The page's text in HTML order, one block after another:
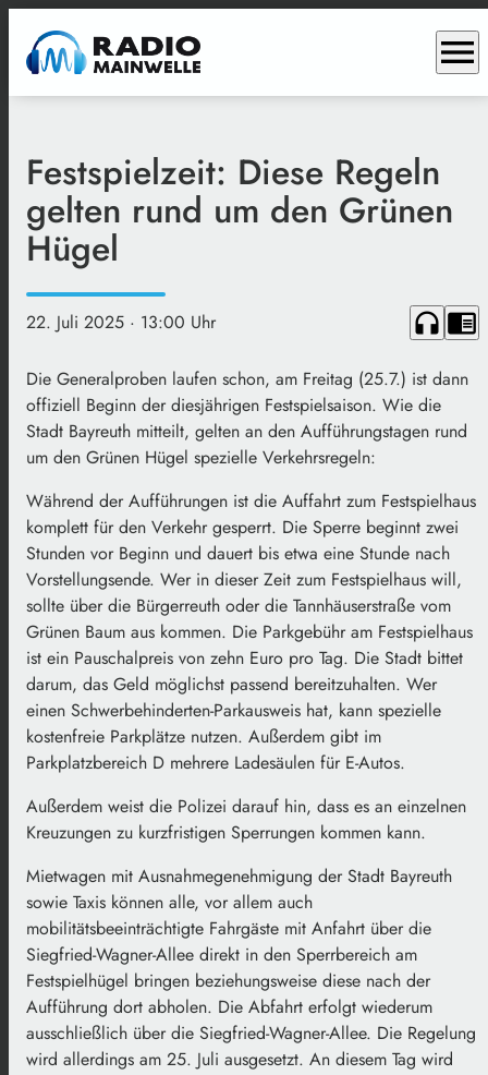
menu
Festspielzeit: Diese Regeln
gelten rund um den Grünen
Hügel
22. Juli 2025 · 13:00 Uhr headphones chrome_reader_mode
Die Generalproben laufen schon, am Freitag (25.7.) ist dann
offiziell Beginn der diesjährigen Festspielsaison. Wie die
Stadt Bayreuth mitteilt, gelten an den Aufführungstagen rund
um den Grünen Hügel spezielle Verkehrsregeln:
Während der Aufführungen ist die Auffahrt zum Festspielhaus
komplett für den Verkehr gesperrt. Die Sperre beginnt zwei
Stunden vor Beginn und dauert bis etwa eine Stunde nach
Vorstellungsende. Wer in dieser Zeit zum Festspielhaus will,
sollte über die Bürgerreuth oder die Tannhäuserstraße vom
Grünen Baum aus kommen. Die Parkgebühr am Festspielhaus
ist ein Pauschalpreis von zehn Euro pro Tag. Die Stadt bittet
darum, das Geld möglichst passend bereitzuhalten. Wer
einen Schwerbehinderten-Parkausweis hat, kann spezielle
kostenfreie Parkplätze nutzen. Außerdem gibt im
Parkplatzbereich D mehrere Ladesäulen für E-Autos.
Außerdem weist die Polizei darauf hin, dass es an einzelnen
Kreuzungen zu kurzfristigen Sperrungen kommen kann.
Mietwagen mit Ausnahmegenehmigung der Stadt Bayreuth
sowie Taxis können alle, vor allem auch
mobilitätsbeeinträchtigte Fahrgäste mit Anfahrt über die
Siegfried-Wagner-Allee direkt in den Sperrbereich am
Festspielhügel bringen beziehungsweise diese nach der
Aufführung dort abholen. Die Abfahrt erfolgt wiederum
ausschließlich über die Siegfried-Wagner-Allee. Die Regelung
wird allerdings am 25. Juli ausgesetzt. An diesem Tag wird